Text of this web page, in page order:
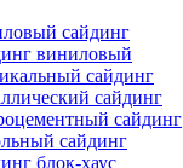
сайдинг
виниловый
сайдинг
сайдинг
сайдинг
сайдинг
блок-хаус